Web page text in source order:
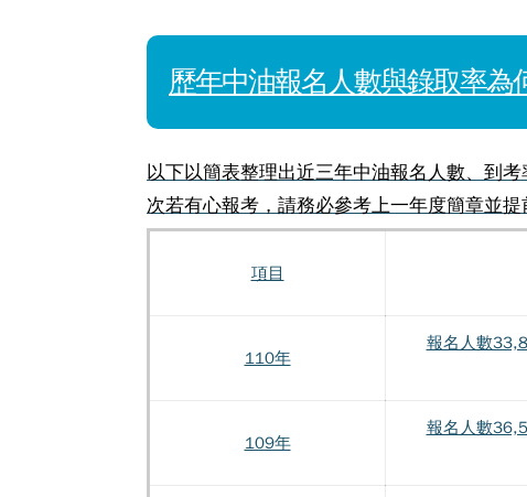
歷年中油報名人數與錄取率為
以下以簡表整理出近三年中油報名人數、到
次若有心報考，請務必參考上一年度簡章並提
項目
110年
報名人數
109年
報名人數